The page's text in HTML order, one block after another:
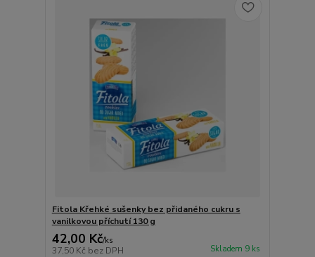
Fitola Křehké sušenky bez přidaného cukru s
vanilkovou příchutí 130 g
42,00 Kč/ks
37,50 Kč bez DPH Skladem 9 ks